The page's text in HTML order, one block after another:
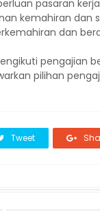
pasaran
kemahiran dan
dan
pengajian
pilihan
Tweet